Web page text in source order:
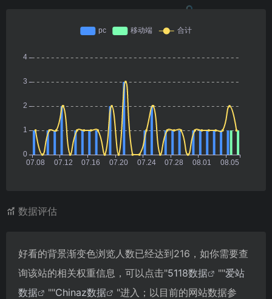
数据评估
好看的背景渐变色浏览人数已经达到216，如你需要查
询该站的相关权重信息，可以点击"5118数据 ""爱站
数据
""Chinaz数据
"进入；以目前的网站数据参